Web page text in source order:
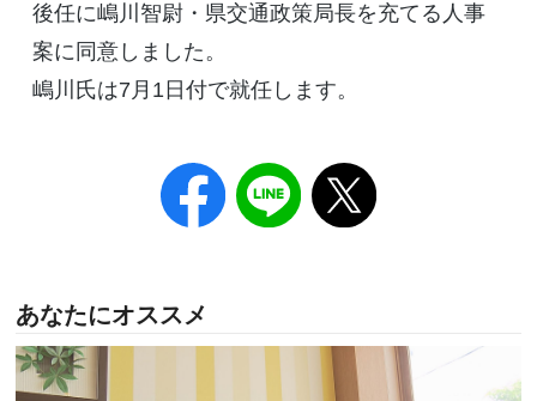
後任に嶋川智尉・県交通政策局長を充てる人事
案に同意しました。
嶋川氏は7月1日付で就任します。
あなたにオススメ